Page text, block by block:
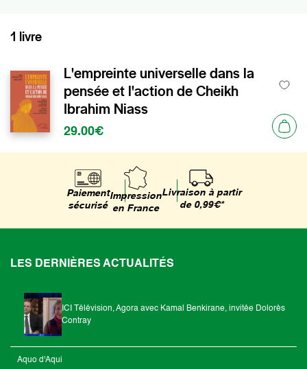
1 livre
L'empreinte universelle dans la
pensée et l'action de Cheikh
Ibrahim Niass
29.00€
Paiement
sécurisé
Impression
en France
Livraison à partir
de 0,99€*
LES DERNIÈRES ACTUALITÉS
ICI Télévision, Agora avec Kamal Benkirane, invitée Dolorès
Contray
Aquo d'Aqui